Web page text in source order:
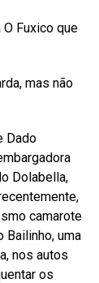
Fuxico que
mas não
Dado
Dolabella,
camarote
Bailinho, uma
nos autos
os